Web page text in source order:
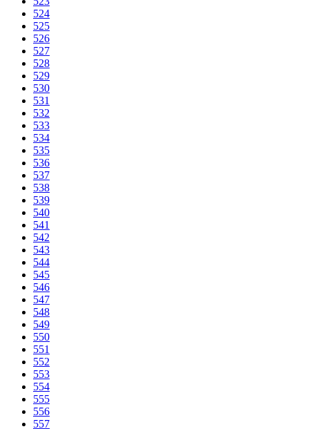
524
525
526
527
528
529
530
531
532
533
534
535
536
537
538
539
540
541
542
543
544
545
546
547
548
549
550
551
552
553
554
555
556
557